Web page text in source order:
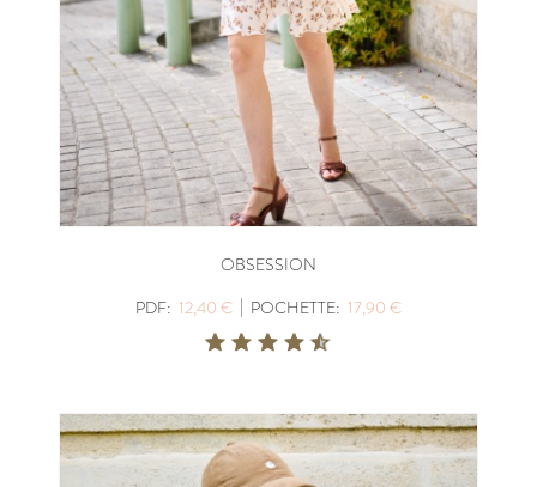
OBSESSION
PDF: 12,40 € | POCHETTE: 17,90 €